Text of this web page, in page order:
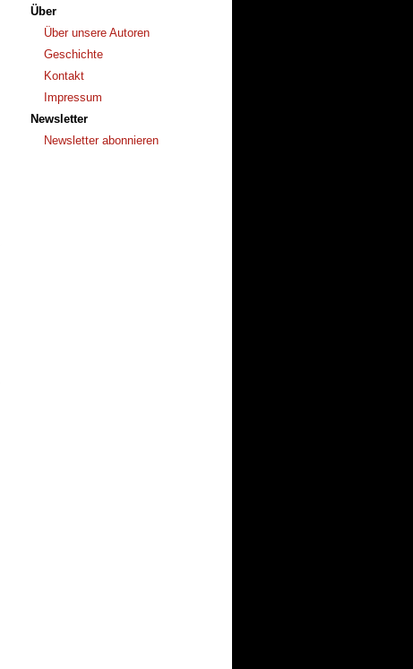
Über
Über unsere Autoren
Geschichte
Kontakt
Impressum
Newsletter
Newsletter abonnieren